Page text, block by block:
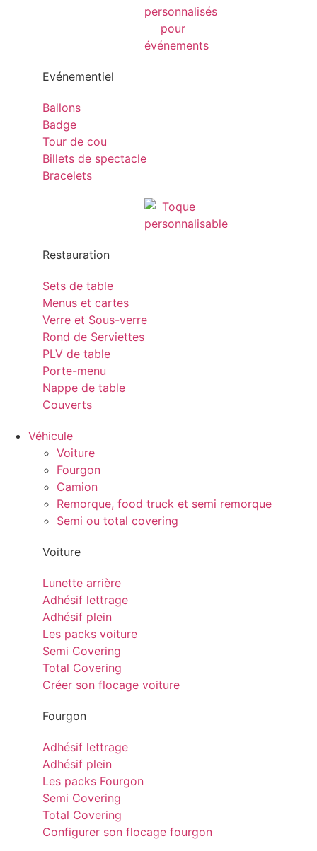
Evénementiel
Ballons
Badge
Tour de cou
Billets de spectacle
Bracelets
Restauration
Sets de table
Menus et cartes
Verre et Sous-verre
Rond de Serviettes
PLV de table
Porte-menu
Nappe de table
Couverts
Véhicule
Voiture
Fourgon
Camion
Remorque, food truck et semi remorque
Semi ou total covering
Voiture
Lunette arrière
Adhésif lettrage
Adhésif plein
Les packs voiture
Semi Covering
Total Covering
Créer son flocage voiture
Fourgon
Adhésif lettrage
Adhésif plein
Les packs Fourgon
Semi Covering
Total Covering
Configurer son flocage fourgon